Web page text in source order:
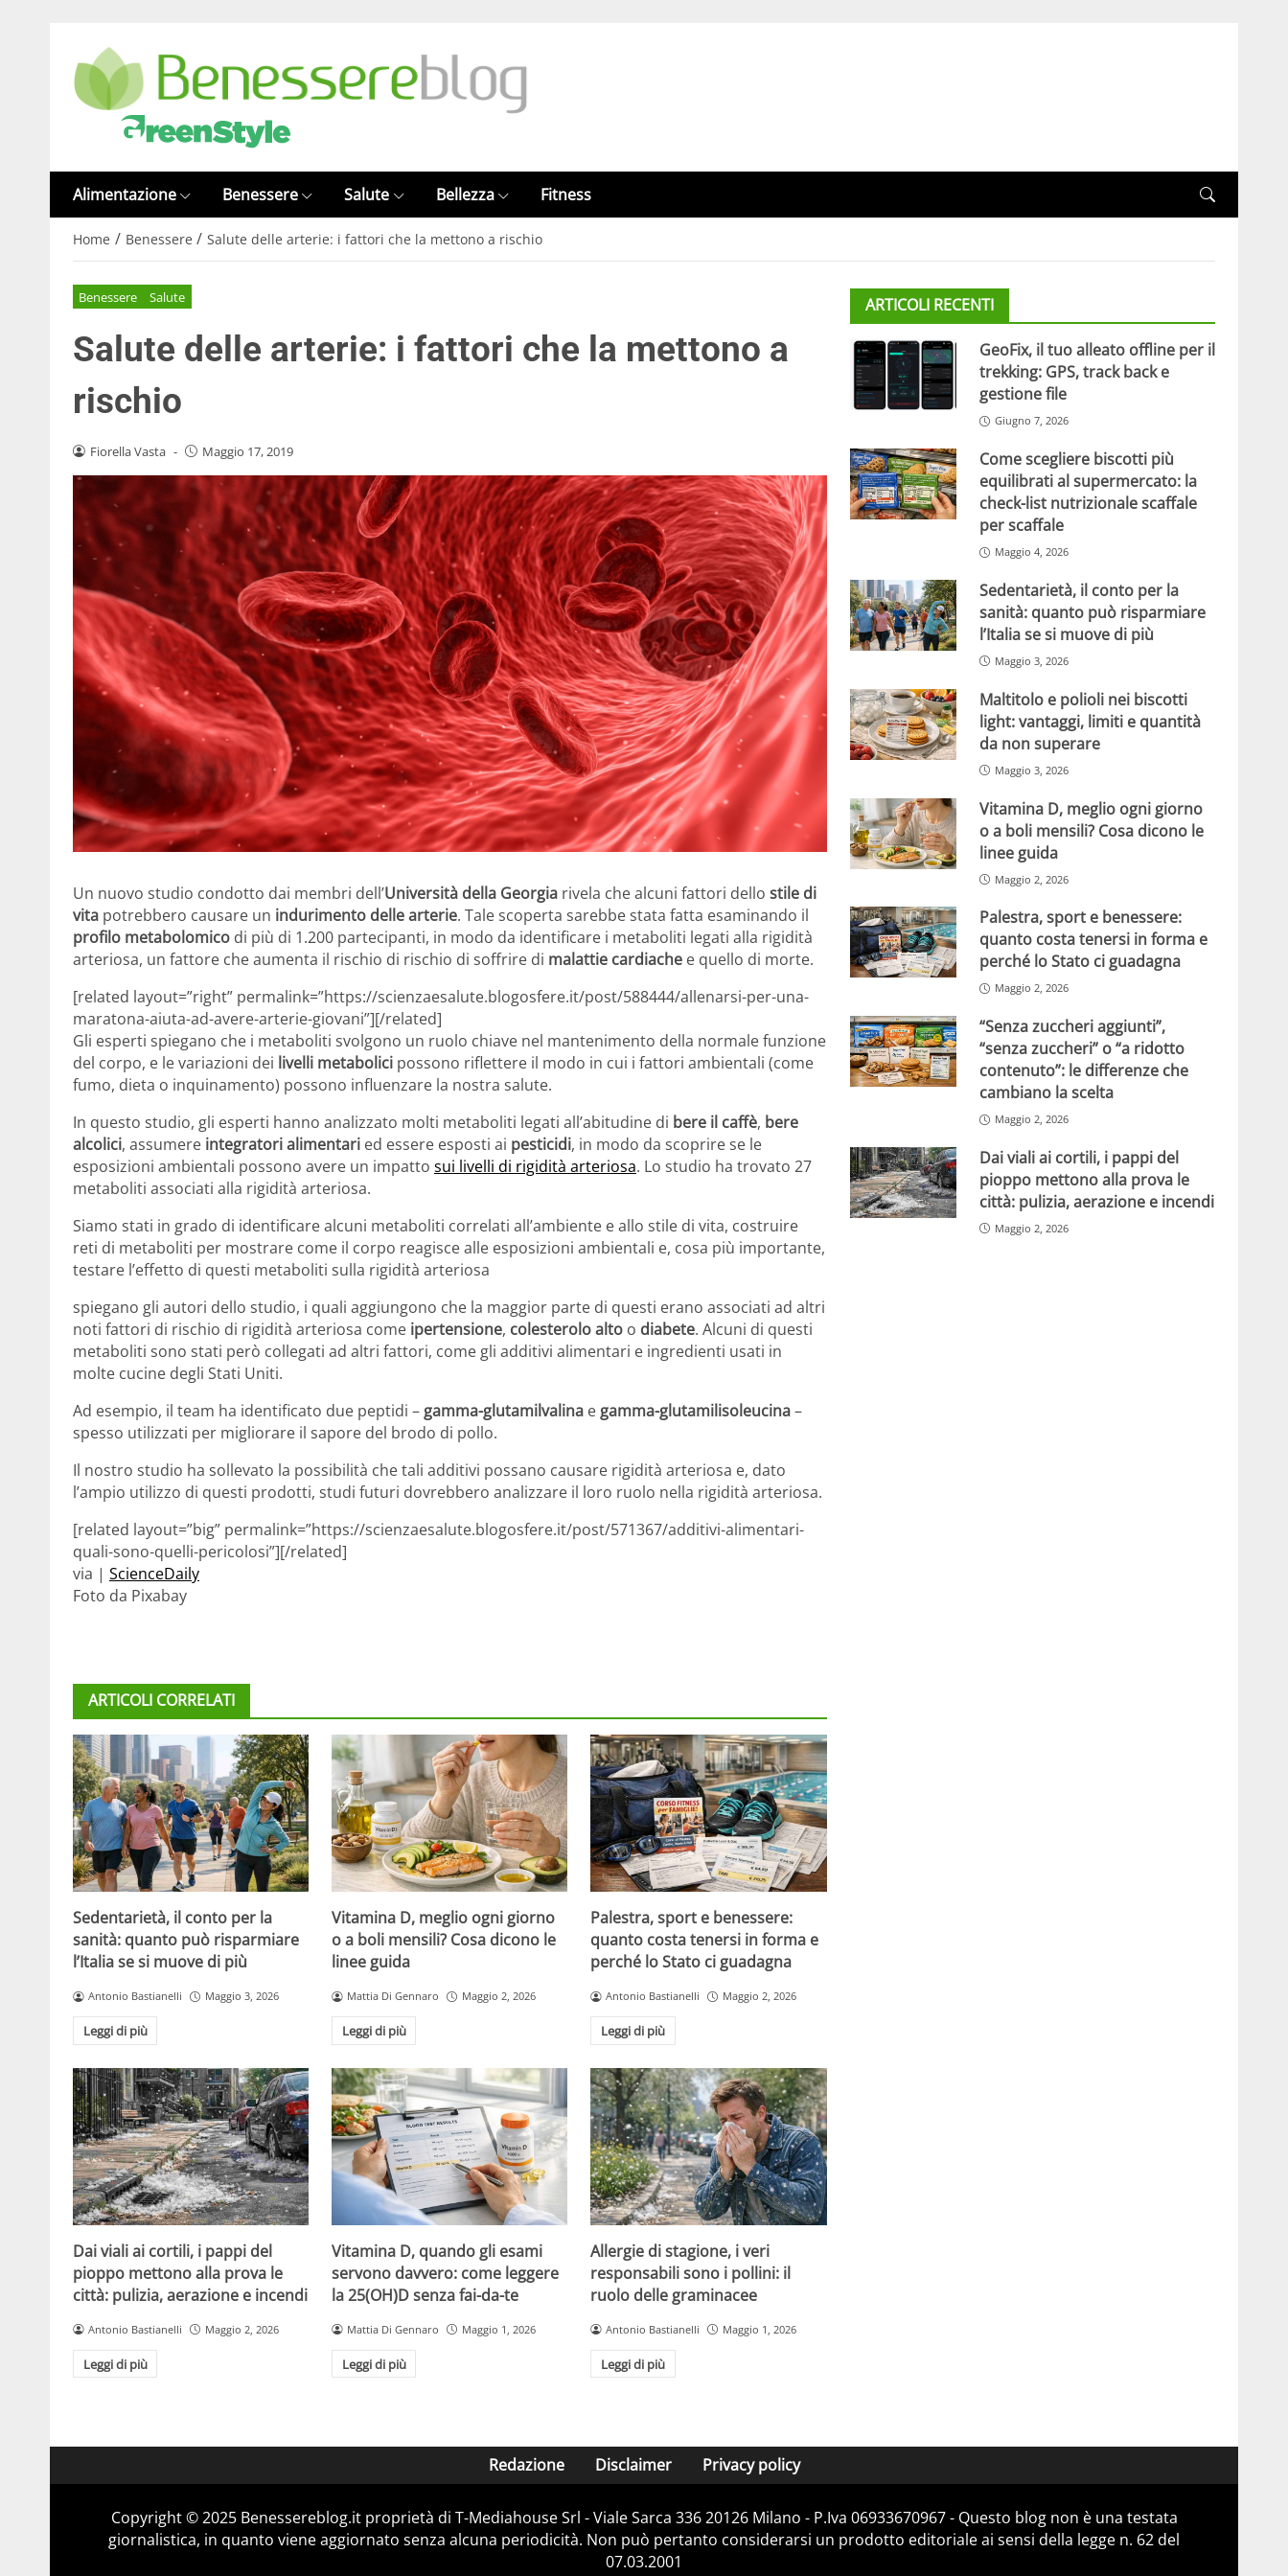
Alimentazione Benessere Salute Bellezza Fitness
Home / Benessere / Salute delle arterie: i fattori che la mettono a rischio
Benessere Salute
Salute delle arterie: i fattori che la mettono a
rischio
Fiorella Vasta - Maggio 17, 2019
Un nuovo studio condotto dai membri dell’Università della Georgia rivela che alcuni fattori dello stile di
vita potrebbero causare un indurimento delle arterie. Tale scoperta sarebbe stata fatta esaminando il
profilo metabolomico di più di 1.200 partecipanti, in modo da identificare i metaboliti legati alla rigidità
arteriosa, un fattore che aumenta il rischio di rischio di soffrire di malattie cardiache e quello di morte.
[related layout=”right” permalink=”https://scienzaesalute.blogosfere.it/post/588444/allenarsi-per-una-
maratona-aiuta-ad-avere-arterie-giovani”][/related]
Gli esperti spiegano che i metaboliti svolgono un ruolo chiave nel mantenimento della normale funzione
del corpo, e le variazioni dei livelli metabolici possono riflettere il modo in cui i fattori ambientali (come
fumo, dieta o inquinamento) possono influenzare la nostra salute.
In questo studio, gli esperti hanno analizzato molti metaboliti legati all’abitudine di bere il caffè, bere
alcolici, assumere integratori alimentari ed essere esposti ai pesticidi, in modo da scoprire se le
esposizioni ambientali possono avere un impatto sui livelli di rigidità arteriosa. Lo studio ha trovato 27
metaboliti associati alla rigidità arteriosa.
Siamo stati in grado di identificare alcuni metaboliti correlati all’ambiente e allo stile di vita, costruire
reti di metaboliti per mostrare come il corpo reagisce alle esposizioni ambientali e, cosa più importante,
testare l’effetto di questi metaboliti sulla rigidità arteriosa
spiegano gli autori dello studio, i quali aggiungono che la maggior parte di questi erano associati ad altri
noti fattori di rischio di rigidità arteriosa come ipertensione, colesterolo alto o diabete. Alcuni di questi
metaboliti sono stati però collegati ad altri fattori, come gli additivi alimentari e ingredienti usati in
molte cucine degli Stati Uniti.
Ad esempio, il team ha identificato due peptidi – gamma-glutamilvalina e gamma-glutamilisoleucina–
spesso utilizzati per migliorare il sapore del brodo di pollo.
Il nostro studio ha sollevato la possibilità che tali additivi possano causare rigidità arteriosa e, dato
l’ampio utilizzo di questi prodotti, studi futuri dovrebbero analizzare il loro ruolo nella rigidità arteriosa.
[related layout=”big” permalink=”https://scienzaesalute.blogosfere.it/post/571367/additivi-alimentari-
quali-sono-quelli-pericolosi”][/related]
via | ScienceDaily
Foto da Pixabay
ARTICOLI CORRELATI
Sedentarietà, il conto per la
sanità: quanto può risparmiare
l’Italia se si muove di più
Antonio Bastianelli Maggio 3, 2026
Leggi di più
Vitamina D, meglio ogni giorno
o a boli mensili? Cosa dicono le
linee guida
Mattia Di Gennaro Maggio 2, 2026
Leggi di più
Palestra, sport e benessere:
quanto costa tenersi in forma e
perché lo Stato ci guadagna
Antonio Bastianelli Maggio 2, 2026
Leggi di più
Dai viali ai cortili, i pappi del
pioppo mettono alla prova le
città: pulizia, aerazione e incendi
Antonio Bastianelli Maggio 2, 2026
Leggi di più
Vitamina D, quando gli esami
servono davvero: come leggere
la 25(OH)D senza fai-da-te
Mattia Di Gennaro Maggio 1, 2026
Leggi di più
Allergie di stagione, i veri
responsabili sono i pollini: il
ruolo delle graminacee
Antonio Bastianelli Maggio 1, 2026
Leggi di più
ARTICOLI RECENTI
GeoFix, il tuo alleato offline per il
trekking: GPS, track back e
gestione file
Giugno 7, 2026
Come scegliere biscotti più
equilibrati al supermercato: la
check-list nutrizionale scaffale
per scaffale
Maggio 4, 2026
Sedentarietà, il conto per la
sanità: quanto può risparmiare
l’Italia se si muove di più
Maggio 3, 2026
Maltitolo e polioli nei biscotti
light: vantaggi, limiti e quantità
da non superare
Maggio 3, 2026
Vitamina D, meglio ogni giorno
o a boli mensili? Cosa dicono le
linee guida
Maggio 2, 2026
Palestra, sport e benessere:
quanto costa tenersi in forma e
perché lo Stato ci guadagna
Maggio 2, 2026
“Senza zuccheri aggiunti”,
“senza zuccheri” o “a ridotto
contenuto”: le differenze che
cambiano la scelta
Maggio 2, 2026
Dai viali ai cortili, i pappi del
pioppo mettono alla prova le
città: pulizia, aerazione e incendi
Maggio 2, 2026
Redazione Disclaimer Privacy policy
Copyright © 2025 Benessereblog.it proprietà di T-Mediahouse Srl - Viale Sarca 336 20126 Milano - P.Iva 06933670967 - Questo blog non è una testata
giornalistica, in quanto viene aggiornato senza alcuna periodicità. Non può pertanto considerarsi un prodotto editoriale ai sensi della legge n. 62 del
07.03.2001